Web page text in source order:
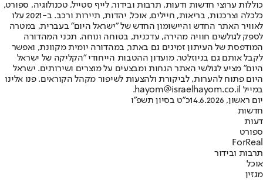
כוללות ערוצי חדשות ודעות, תרבות ובידור, לייף סטייל, טכנולוגיה, ספורט,
כלכלה וצרכנות, בריאות, חיילים, אוכל, יהדות, תיירות ורכב. ב-2021 עלו
לאוויר האתר החדש והיישומון החדש של "ישראל היום" בעברית, במטרה
לספק לגולשים חוויה מהירה, עדכנית, בטוחה ונוחה. תכני המהדורה
המודפסת של העיתון זמינים גם באתר, במהדורה יומית מקוונת, ואפשר
לקבל אותם גם בניוזלטר. מועדון ההטבות הייחודי "הקליקה של ישראל
היום" מציע לגולשי האתר הנחות ומבצעים על מוצרים ושירותים. ישראל
היום פתוח להערות, לביקורת ולהצעות לשיפור מקהל הקוראים. פנו אלינו
במייל hayom@israelhayom.co.il.
יום ראשון, 14.6.2026
כ"ט בסיון תשפ"ו
חדשות
דעות
ספורט
ForReal
תרבות ובידור
אוכל
מגזין